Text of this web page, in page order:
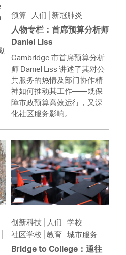
预算 人们 新冠肺炎
人物专栏：首席预算分析师
Daniel Liss
Cambridge 市首席预算分析
师 Daniel Liss 讲述了其对公
共服务的热情及部门协作精
神如何推动其工作——既保
障市政预算高效运行，又深
化社区服务影响。
创新科技 人们 学校
社区学校 教育 城市服务
Bridge to College：通往